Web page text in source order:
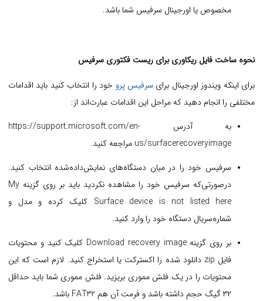
مخصوص یا اورجینال سرفیس شما باشد.
نحوه ساخت فایل ریکاوری برای ریست فکتوری سرفیس
برای اینکه ویندوز اورجینال برای سرفیس پرو خود را انتخاب کنید باید اقدامات
مختلفی را انجام دهید که مراحل این اقدامات عبارت‌اند از:
به آدرس https://support.microsoft.com/en-
us/surfacerecoveryimage مراجعه کنید.
سرفیس خود را در میان دستگاه‌های نمایش‌داده‌شده انتخاب کنید.
درصورتی‌که سرفیس خود را مشاهده نکردید باید بر روی گزینه My
Surface device is not listed here کلیک کرده و مدل و
شماره‌سریال دستگاه خود را وارد کنید.
بر روی گزینه Download recovery image کلیک کنید و محتویات
فایل zip دانلود شده را اکسترکت یا استخراج کنید. لازم است که این
محتویات را در یک فلش مموری بریزید. فلش مموری شما باید حداقل
۳۲ گیگ حجم داشته باشد و فرمت آن هم FAT32 باشد.